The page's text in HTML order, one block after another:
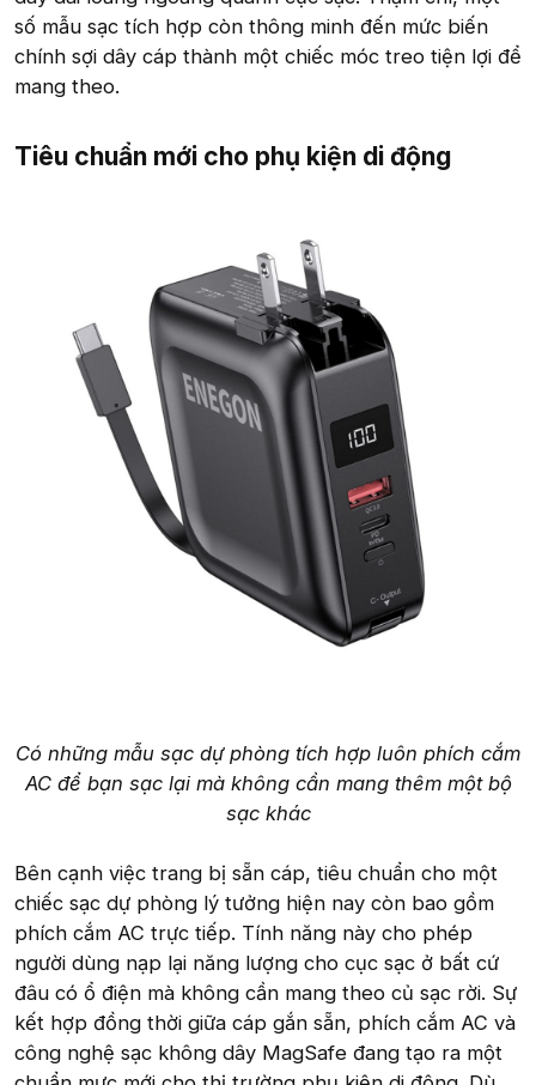
số mẫu sạc tích hợp còn thông minh đến mức biến
chính sợi dây cáp thành một chiếc móc treo tiện lợi để
mang theo.
Tiêu chuẩn mới cho phụ kiện di động​
Có những mẫu sạc dự phòng tích hợp luôn phích cắm
AC để bạn sạc lại mà không cần mang thêm một bộ
sạc khác
Bên cạnh việc trang bị sẵn cáp, tiêu chuẩn cho một
chiếc sạc dự phòng lý tưởng hiện nay còn bao gồm
phích cắm AC trực tiếp. Tính năng này cho phép
người dùng nạp lại năng lượng cho cục sạc ở bất cứ
đâu có ổ điện mà không cần mang theo củ sạc rời. Sự
kết hợp đồng thời giữa cáp gắn sẵn, phích cắm AC và
công nghệ sạc không dây MagSafe đang tạo ra một